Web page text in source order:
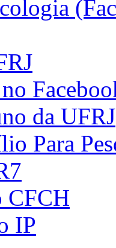
da UFRJ
Para
CFCH
IP